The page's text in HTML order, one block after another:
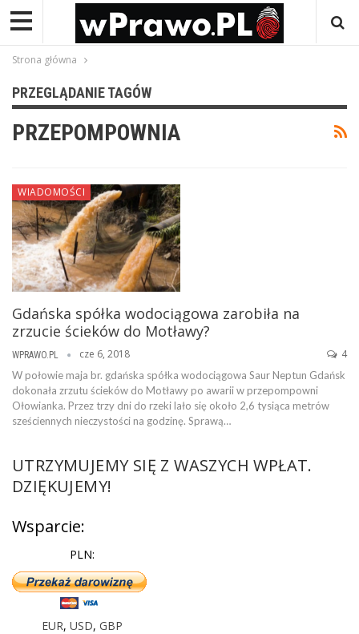
Strona główna
PRZEGLĄDANIE TAGÓW
PRZEPOMPOWNIA
WIADOMOŚCI
Gdańska spółka wodociągowa zarobiła na
zrzucie ścieków do Motławy?
WPRAWO.PL cze 6, 2018 4
W połowie maja br. gdańska spółka wodociągowa Saur Neptun Gdańsk
dokonała zrzutu ścieków do Motławy po awarii w przepompowni
Ołowianka. Przez trzy dni do rzeki lało się około 2,6 tysiąca metrów
sześciennych nieczystości na godzinę. Sprawą…
UTRZYMUJEMY SIĘ Z WASZYCH WPŁAT.
DZIĘKUJEMY!
Wsparcie:
PLN:
EUR, USD, GBP